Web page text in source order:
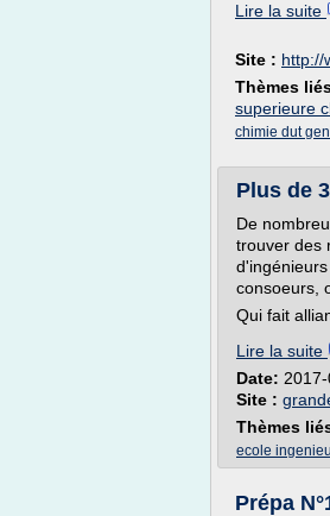
Lire la suite
Site : http://
Thèmes
superieure
chimie dut
Plus de
De
trouver des
consoeurs,
Qui fait
Lire la suite
Date:
Site :
Thèmes
ecole
Prépa